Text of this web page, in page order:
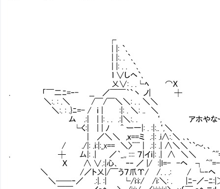
┌
| |: `､
| |:. . `､
| |: . . `､
ｌ ∨しヘ`､
乂∨: . .└ﾍ ⌒Ｘ
. 「￣二ﾆ=‐- __ ／￣￣｀`丶 ノ| ┼
＼:. : .＼ /￣/￣＼＼: . . ＼＼
＼:. : .}ﾆ=- / ｉ | :|: . ＼: .. ＼
ム .:| | |: . . .:|＼:. . ‘, アホやなー！女かて
└く:| | | ﾉ ^ ー一|: . :|:..‘,＼
| ／＼＼ ,ｘ==ミ .:|: .i∧:.＼ ､、
/ ./|: .ｉ:|:_x== ＼〉¨¨ | .:|: .| ∧＼＼｀`
. ┼ 厶|: .| ＇ ／｀_,, :::: ７|イｉ|: .| ∧ ＼＼
Ｘ ∧ ∨.:|心､ ｰ‐ ／ |/ :|I=- -ヘ ┐ ^''=--
＼ /／ト乂|/￣う７爪Υ/ /. . .: / └‐ヘ
＼──‐／ .:|. :| └/i:i:/ /i:＼: . |ﾆ-／-ﾆ:|